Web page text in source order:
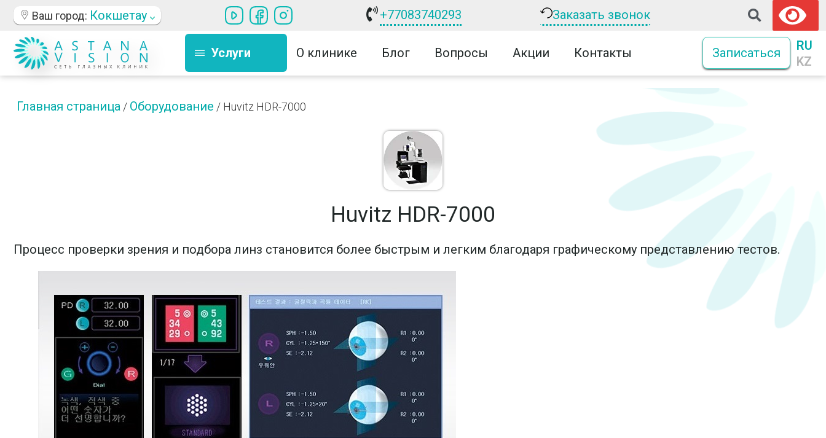
Ваш город: Кокшетау +77083740293 Заказать звонок
Услуги О клинике Блог Вопросы Акции Контакты Записаться
RU
KZ
Главная страница / Оборудование / Huvitz HDR-7000
Huvitz HDR-7000
Процесс проверки зрения и подбора линз становится более быстрым и легким благодаря графическому представлению тестов.